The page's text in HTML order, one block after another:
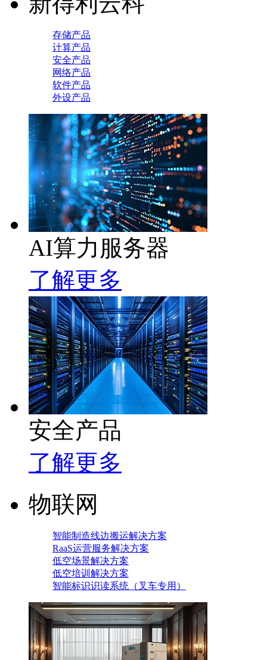
存储产品
计算产品
安全产品
网络产品
软件产品
外设产品
AI算力服务器
了解更多
安全产品
了解更多
物联网
智能制造线边搬运解决方案
RaaS运营服务解决方案
低空场景解决方案
低空培训解决方案
智能标识识读系统（叉车专用）